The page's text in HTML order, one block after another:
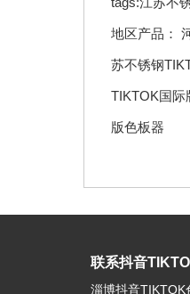
地区产品：
苏不锈钢
TIKTOK国
版色板器
联系抖音
淄博抖音TIKTOK